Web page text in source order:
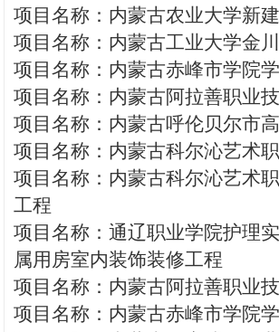
项目名称：内蒙古农业大学新
项目名称：内蒙古工业大学金
项目名称：内蒙古赤峰市学院
项目名称：内蒙古阿拉善职业
项目名称：内蒙古呼伦贝尔市
项目名称：内蒙古科尔沁艺术
项目名称：内蒙古科尔沁艺术
工程
项目名称：通辽职业学院护理
属用房室内装饰装修工程
项目名称：内蒙古阿拉善职业
项目名称：内蒙古赤峰市学院